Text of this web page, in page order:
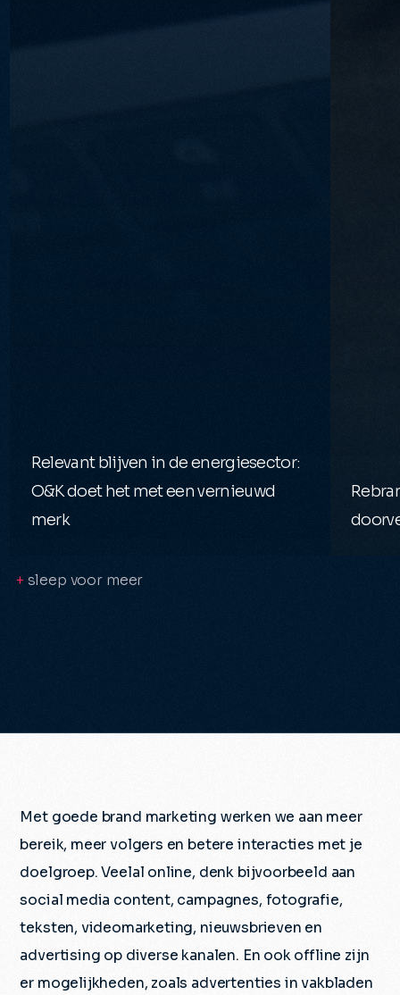
Relevant blijven in de energiesector:
O&K doet het met een vernieuwd
merk
+ sleep voor meer
Met goede brand marketing werken we aan meer
bereik, meer volgers en betere interacties met je
doelgroep. Veelal online, denk bijvoorbeeld aan
social media content, campagnes, fotografie,
teksten, videomarketing, nieuwsbrieven en
advertising op diverse kanalen. En ook offline zijn
er mogelijkheden, zoals advertenties in vakbladen